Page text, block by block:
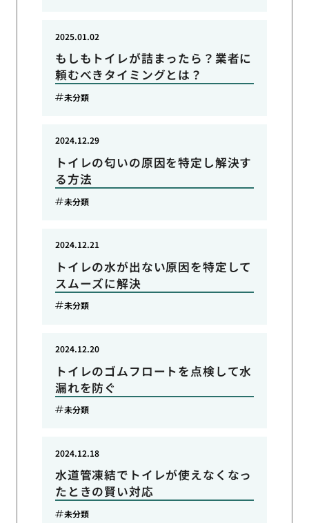
もしもトイレが詰まったら？業者に
頼むべきタイミングとは？
2025.01.02
未分類
トイレの匂いの原因を特定し解決す
る方法
2024.12.29
未分類
トイレの水が出ない原因を特定して
スムーズに解決
2024.12.21
未分類
トイレのゴムフロートを点検して水
漏れを防ぐ
2024.12.20
未分類
水道管凍結でトイレが使えなくなっ
たときの賢い対応
2024.12.18
未分類